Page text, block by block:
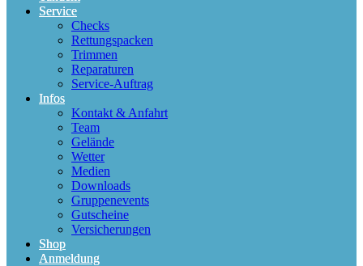
Service
Checks
Rettungspacken
Trimmen
Reparaturen
Service-Auftrag
Infos
Kontakt & Anfahrt
Team
Gelände
Wetter
Medien
Downloads
Gruppenevents
Gutscheine
Versicherungen
Shop
Anmeldung